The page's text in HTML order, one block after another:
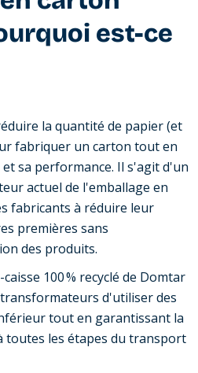
est-ce
la quantité de papier (et
fabriquer un carton tout en
sa performance. Il s'agit d'un
actuel de l'emballage en
fabricants à réduire leur
premières sans
des produits.
100 % recyclé de Domtar
d'utiliser des
tout en garantissant la
toutes les étapes du transport